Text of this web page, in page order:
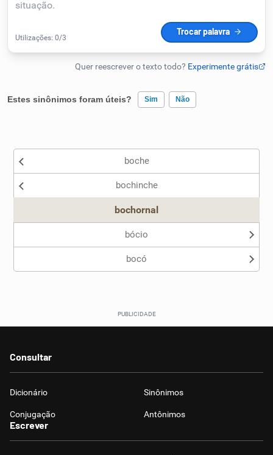
Corrigir Texto
Detector de IA
Humanizador de IA
Conexões
Dicionário
Estes sinônimos foram úteis? Sim Não
Nenhum dos sinônimos apresentados me ajudou
boche
bochinche
bochornal
bócio
bocó
Consultar
Dicionário Sinônimos
Conjugação Antônimos
Escrever